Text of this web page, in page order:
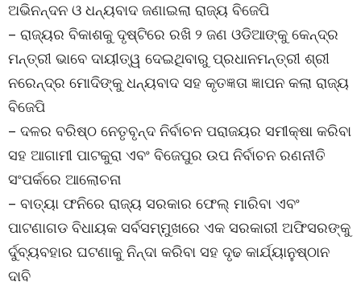
ଅଭିନନ୍ଦନ ଓ ଧନ୍ୟବାଦ ଜଣାଇଲା ରାଜ୍ୟ ବିଜେପି
– ରାଜ୍ୟର ବିକାଶକୁ ଦୃଷ୍ଟିରେ ରଖି ୨ ଜଣ ଓଡିଆଙ୍କୁ କେନ୍ଦ୍ର
ମନ୍ତ୍ରୀ ଭାବେ ଦାୟୀତ୍ୱ ଦେଇଥିବାରୁ ପ୍ରଧାନମନ୍ତ୍ରୀ ଶ୍ରୀ
ନରେନ୍ଦ୍ର ମୋଦିଙ୍କୁ ଧନ୍ୟବାଦ ସହ କୃତଜ୍ଞତା ଜ୍ଞାପନ କଲା ରାଜ୍ୟ
ବିଜେପି
– ଦଳର ବରିଷ୍ଠ ନେତୃବୃନ୍ଦ ନିର୍ବାଚନ ପରାଜୟର ସମୀକ୍ଷା କରିବା
ସହ ଆଗାମୀ ପାଟକୁରା ଏବଂ ବିଜେପୁର ଉପ ନିର୍ବାଚନ ରଣନୀତି
ସଂପର୍କରେ ଆଲୋଚନା
– ବାତ୍ୟା ଫନିରେ ରାଜ୍ୟ ସରକାର ଫେଲ୍ ମାରିବା ଏବଂ
ପାଟଣାଗଡ ବିଧାୟକ ସର୍ବସମ୍ମୁଖରେ ଏକ ସରକାରୀ ଅଫିସରଙ୍କୁ
ର୍ଦୁବ୍ୟବହାର ଘଟଣାକୁ ନିନ୍ଦା କରିବା ସହ ଦୃଢ କାର୍ଯ୍ୟାନୁଷ୍ଠାନ
ଦାବି